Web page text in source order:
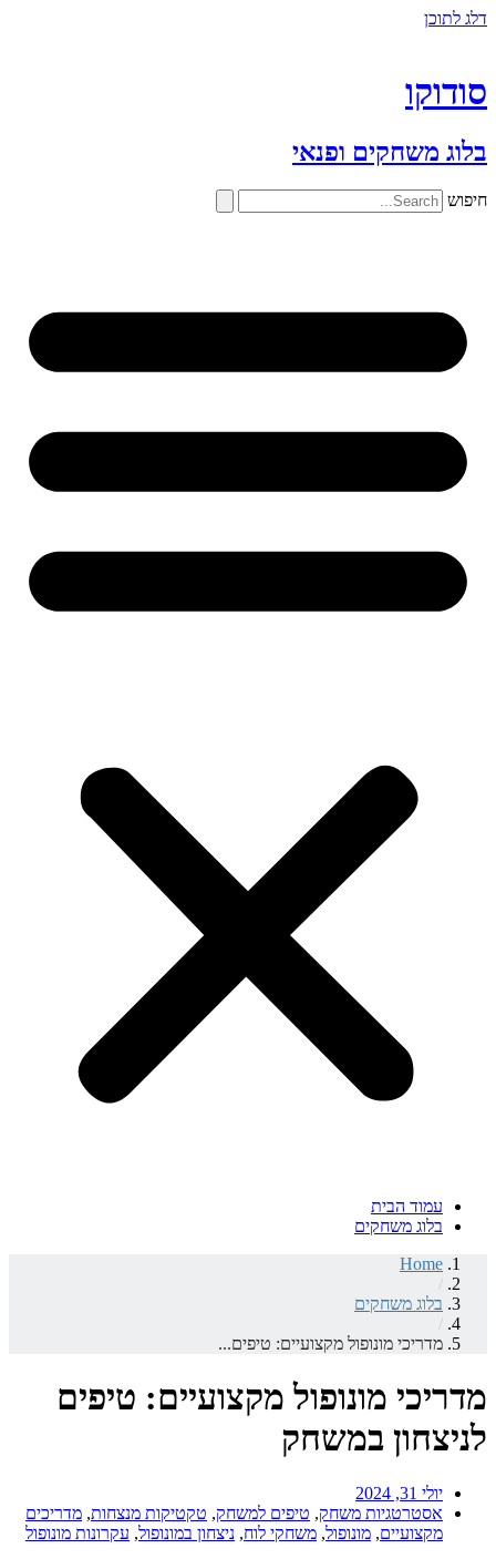
דלג לתוכן
סודוקו
בלוג משחקים ופנאי
חיפוש
עמוד הבית
בלוג משחקים
Home
/
בלוג משחקים
/
מדריכי מונופול מקצועיים: טיפים...
מדריכי מונופול מקצועיים: טיפים
לניצחון במשחק
יולי 31, 2024
אסטרטגיות משחק, טיפים למשחק, טקטיקות מנצחות, מדריכים
מקצועיים, מונופול, משחקי לוח, ניצחון במונופול, עקרונות מונופול